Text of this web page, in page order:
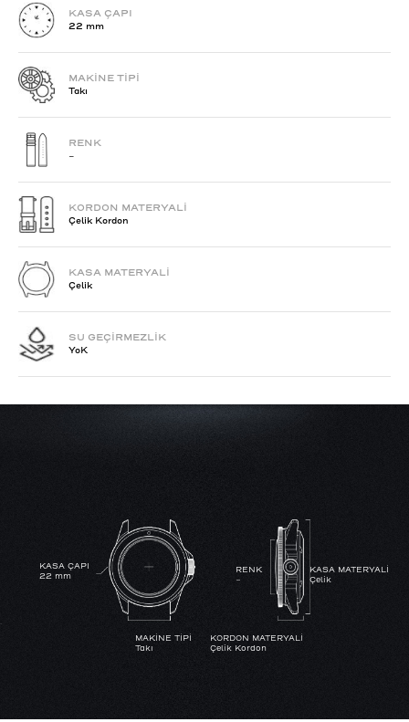
KASA ÇAPI
22 mm
MAKİNE TİPİ
Takı
RENK
-
KORDON MATERYALİ
Çelik Kordon
KASA MATERYALİ
Çelik
SU GEÇİRMEZLİK
YoK
KASA ÇAPI
22 mm
MAKİNE TİPİ
Takı
RENK
-
KORDON MATERYALİ
Çelik Kordon
KASA MATERYALİ
Çelik